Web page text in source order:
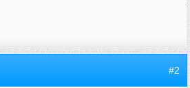
#2